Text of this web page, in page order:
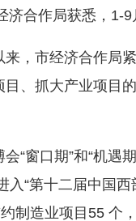
合作局获悉，1-9
市经济合作局紧
、抓大产业项目
窗口期”和“机遇
入“第十二届中国
制造业项目55